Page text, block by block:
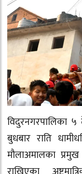
विदुरनगरपालिका ५
बुधबार राति
मौलाअमालका